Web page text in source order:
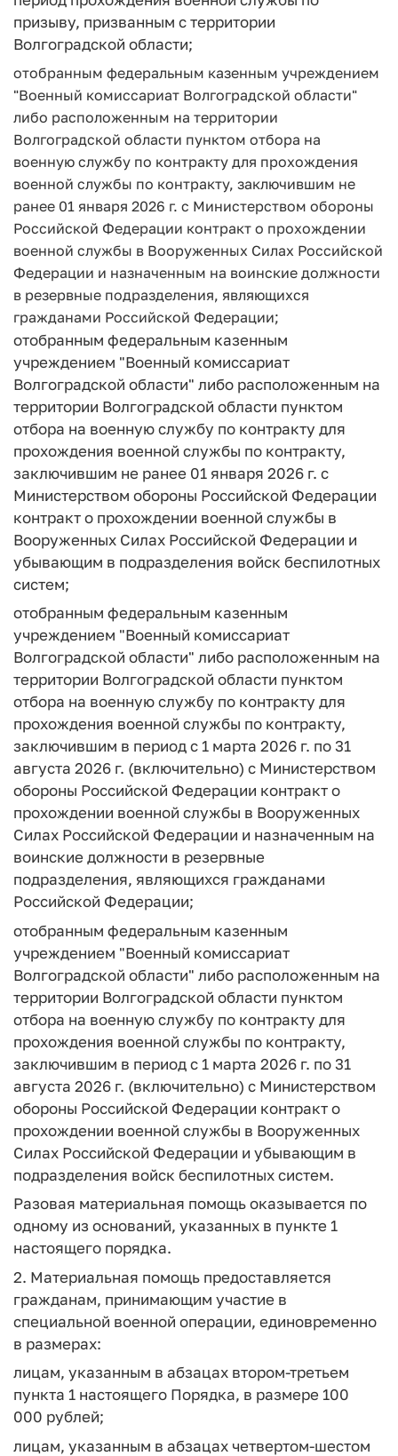
призыву, призванным с территории
Волгоградской области;
отобранным федеральным казенным учреждением
"Военный комиссариат Волгоградской области"
либо расположенным на территории
Волгоградской области пунктом отбора на
военную службу по контракту для прохождения
военной службы по контракту, заключившим не
ранее 01 января 2026 г. с Министерством обороны
Российской Федерации контракт о прохождении
военной службы в Вооруженных Силах Российской
Федерации и назначенным на воинские должности
в резервные подразделения, являющихся
гражданами Российской Федерации;
отобранным федеральным казенным
учреждением "Военный комиссариат
Волгоградской области" либо расположенным на
территории Волгоградской области пунктом
отбора на военную службу по контракту для
прохождения военной службы по контракту,
заключившим не ранее 01 января 2026 г. с
Министерством обороны Российской Федерации
контракт о прохождении военной службы в
Вооруженных Силах Российской Федерации и
убывающим в подразделения войск беспилотных
систем;
отобранным федеральным казенным
учреждением "Военный комиссариат
Волгоградской области" либо расположенным на
территории Волгоградской области пунктом
отбора на военную службу по контракту для
прохождения военной службы по контракту,
заключившим в период с 1 марта 2026 г. по 31
августа 2026 г. (включительно) с Министерством
обороны Российской Федерации контракт о
прохождении военной службы в Вооруженных
Силах Российской Федерации и назначенным на
воинские должности в резервные
подразделения, являющихся гражданами
Российской Федерации;
отобранным федеральным казенным
учреждением "Военный комиссариат
Волгоградской области" либо расположенным на
территории Волгоградской области пунктом
отбора на военную службу по контракту для
прохождения военной службы по контракту,
заключившим в период с 1 марта 2026 г. по 31
августа 2026 г. (включительно) с Министерством
обороны Российской Федерации контракт о
прохождении военной службы в Вооруженных
Силах Российской Федерации и убывающим в
подразделения войск беспилотных систем.
Разовая материальная помощь оказывается по
одному из оснований, указанных в пункте 1
настоящего порядка.
2. Материальная помощь предоставляется
гражданам, принимающим участие в
специальной военной операции, единовременно
в размерах:
лицам, указанным в абзацах втором-третьем
пункта 1 настоящего Порядка, в размере 100
000 рублей;
лицам, указанным в абзацах четвертом-шестом